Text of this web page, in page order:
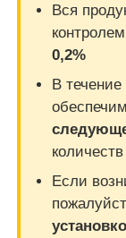
Вся
0,2%
В течение
количеств
Если